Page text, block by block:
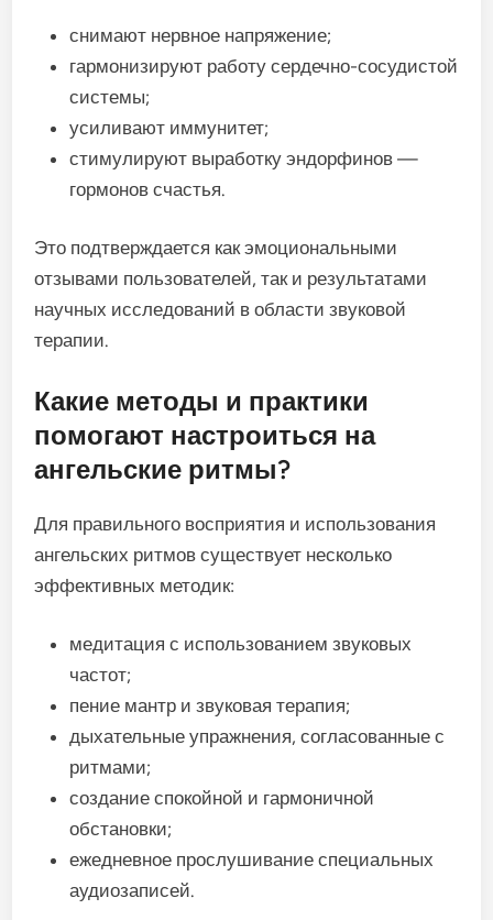
снимают нервное напряжение;
гармонизируют работу сердечно-сосудистой
системы;
усиливают иммунитет;
стимулируют выработку эндорфинов —
гормонов счастья.
Это подтверждается как эмоциональными
отзывами пользователей, так и результатами
научных исследований в области звуковой
терапии.
Какие методы и практики
помогают настроиться на
ангельские ритмы?
Для правильного восприятия и использования
ангельских ритмов существует несколько
эффективных методик:
медитация с использованием звуковых
частот;
пение мантр и звуковая терапия;
дыхательные упражнения, согласованные с
ритмами;
создание спокойной и гармоничной
обстановки;
ежедневное прослушивание специальных
аудиозаписей.